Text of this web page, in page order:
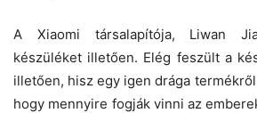
A Xiaomi társalapítója, Liwan
készüléket illetően. Elég feszült a
illetően, hisz egy igen drága
hogy mennyire fogják vinni az